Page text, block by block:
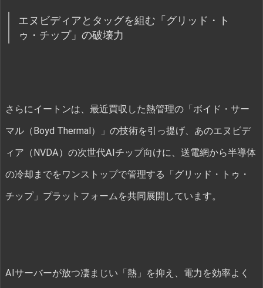
エヌビディアとタッグを組む「グリッド・ト
ゥ・チップ」の破壊力
さらにイートンは、最近買収した熱管理の「ボイド・サー
マル（Boyd Thermal）」の技術を引っ提げ、あのエヌビデ
ィア（NVDA）の次世代AIチップ向けに、送電網から半導体
の冷却までをワンストップで管理する「グリッド・トゥ・
チップ」プラットフォームを共同展開しています。
AIサーバーが放つ凄まじい「熱」を抑え、電力を効率よく